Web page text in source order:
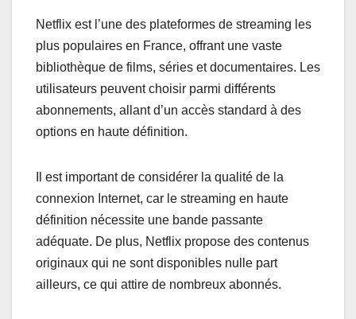
Netflix est l’une des plateformes de streaming les
plus populaires en France, offrant une vaste
bibliothèque de films, séries et documentaires. Les
utilisateurs peuvent choisir parmi différents
abonnements, allant d’un accès standard à des
options en haute définition.
Il est important de considérer la qualité de la
connexion Internet, car le streaming en haute
définition nécessite une bande passante
adéquate. De plus, Netflix propose des contenus
originaux qui ne sont disponibles nulle part
ailleurs, ce qui attire de nombreux abonnés.